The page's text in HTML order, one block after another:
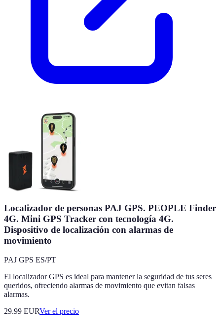
Localizador de personas PAJ GPS. PEOPLE Finder
4G. Mini GPS Tracker con tecnología 4G.
Dispositivo de localización con alarmas de
movimiento
PAJ GPS ES/PT
El localizador GPS es ideal para mantener la seguridad de tus seres
queridos, ofreciendo alarmas de movimiento que evitan falsas
alarmas.
29.99 EURVer el precio